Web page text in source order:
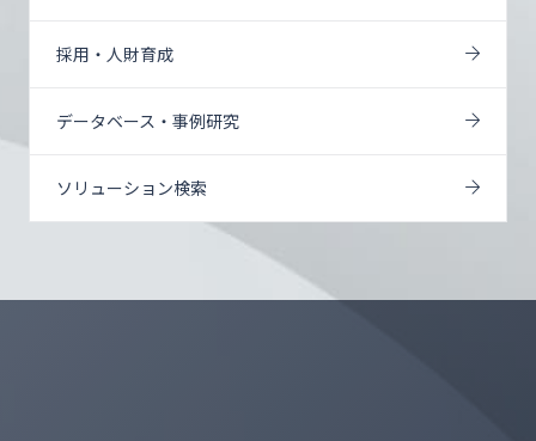
採用・人財育成
データベース・事例研究
ソリューション検索